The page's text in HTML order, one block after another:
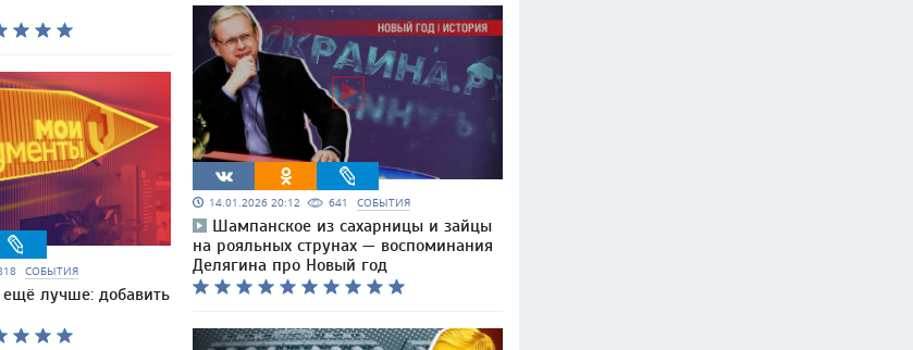
СОБЫТИЯ
лучше: добавить
14.01.2026 20:12 641 СОБЫТИЯ
Шампанское из сахарницы и зайцы
на рояльных струнах — воспоминания
Делягина про Новый год